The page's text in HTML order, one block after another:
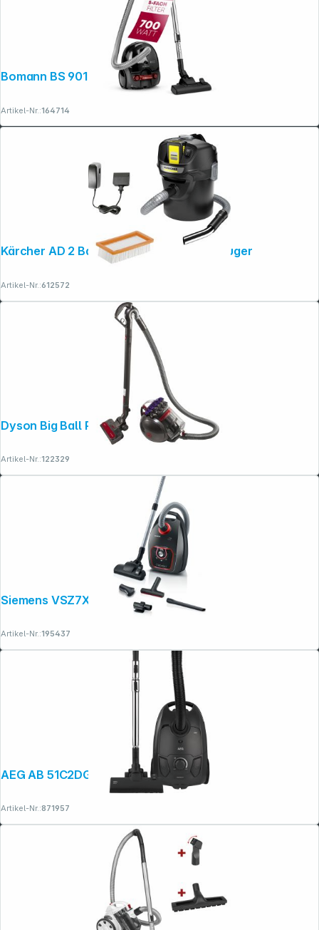
Bomann BS 9019 CB N Anthrazit/Rot
Artikel-Nr.:164714
Kärcher AD 2 Battery Set Akku-Aschesauger
Artikel-Nr.:612572
Dyson Big Ball Parquet 2
Artikel-Nr.:122329
Siemens VSZ7XTRM Z 7.0 grau
Artikel-Nr.:195437
AEG AB 51C2DGT 5000 Serie
Artikel-Nr.:871957